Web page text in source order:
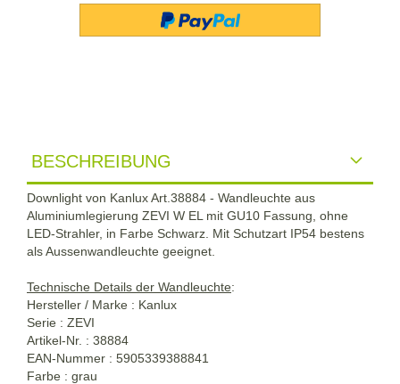
BESCHREIBUNG
Downlight von Kanlux Art.38884 - Wandleuchte aus
Aluminiumlegierung ZEVI W EL mit GU10 Fassung, ohne
LED-Strahler, in Farbe Schwarz. Mit Schutzart IP54 bestens
als Aussenwandleuchte geeignet.
Technische Details der Wandleuchte:
Hersteller / Marke : Kanlux
Serie : ZEVI
Artikel-Nr. : 38884
EAN-Nummer : 5905339388841
Farbe : grau